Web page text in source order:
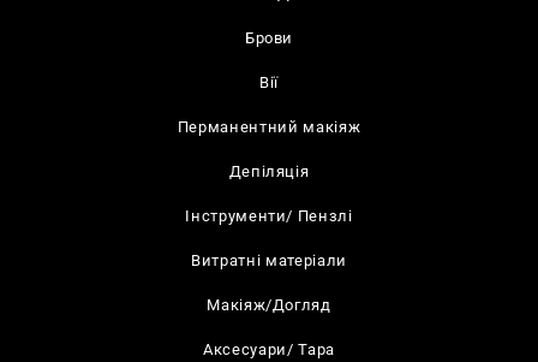
Брови
Вії
Перманентний макіяж
Депіляція
Інструменти/ Пензлі
Витратні матеріали
Макіяж/Догляд
Аксесуари/ Тара